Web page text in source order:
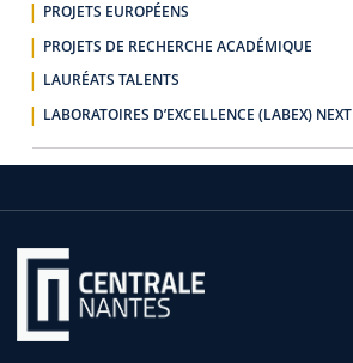
PROJETS EUROPÉENS
PROJETS DE RECHERCHE ACADÉMIQUE
LAURÉATS TALENTS
LABORATOIRES D’EXCELLENCE (LABEX) NEXT